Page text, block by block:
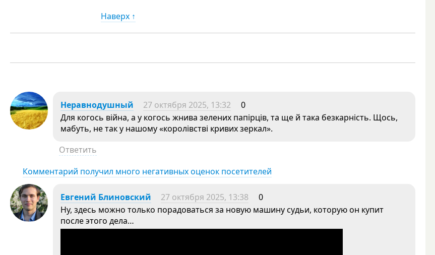
Наверх ↑
Неравнодушный 27 октября 2025, 13:32
0
Для когось війна, а у когось жнива зелених папірців, та ще й така безкарність. Щось,
мабуть, не так у нашому «королівстві кривих зеркал».
Ответить
Комментарий получил много негативных оценок посетителей
Евгений Блиновский 27 октября 2025, 13:38
0
Ну, здесь можно только порадоваться за новую машину судьи, которую он купит
после этого дела…